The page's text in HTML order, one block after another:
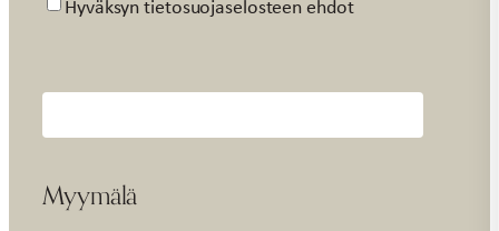
Hyväksyn tietosuojaselosteen ehdot
Myymälä